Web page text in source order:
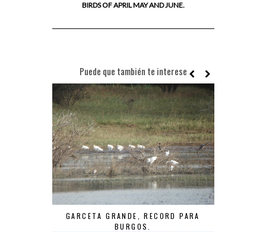
BIRDS OF APRIL MAY AND JUNE.
Puede que también te interese
GARCETA GRANDE, RECORD PARA
BURGOS.